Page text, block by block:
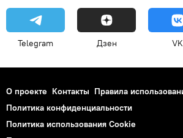
Telegram Дзен VK
О проекте Контакты Правила
Политика конфиденциальности
Политика использования Cookie